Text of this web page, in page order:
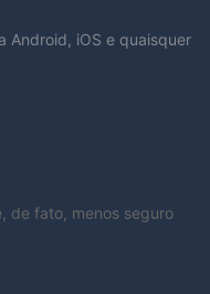
Android, iOS e quaisquer
de fato, menos seguro